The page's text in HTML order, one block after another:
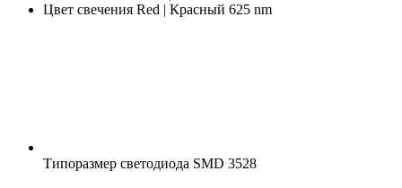
Цвет свечения Red | Красный 625 nm
Типоразмер светодиода SMD 3528